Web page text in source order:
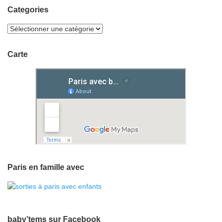
Categories
Carte
Paris en famille avec
baby’tems sur Facebook